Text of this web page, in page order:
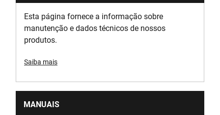
Esta página fornece a informação sobre
manutenção e dados técnicos de nossos
produtos.
Saiba mais
MANUAIS